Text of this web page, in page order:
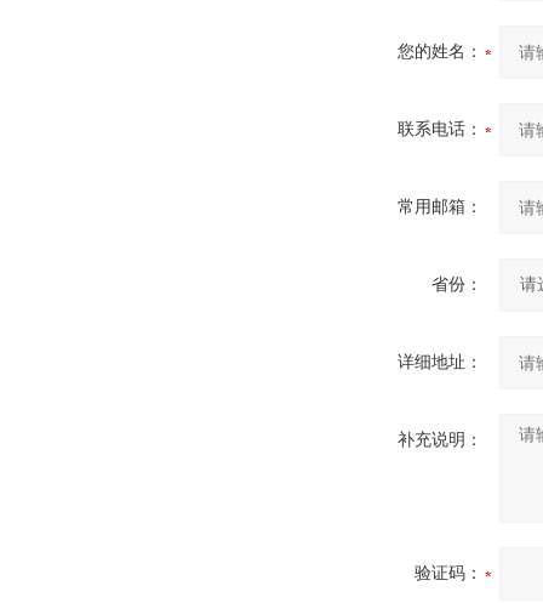
您的姓名：
联系电话：
常用邮箱：
省份：
详细地址：
补充说明：
验证码：